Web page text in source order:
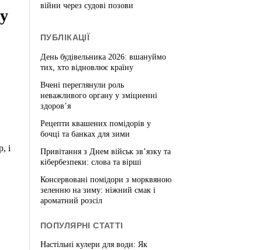
і
війни через судові позови
ПУБЛІКАЦІЇ
День будівельника 2026: вшануймо
тих, хто відновлює країну
Вчені переглянули роль
неважливого органу у зміцненні
здоров’я
Рецепти квашених помідорів у
бочці та банках для зими
Привітання з Днем військ зв’язку та
кібербезпеки: слова та вірші
Консервовані помідори з морквяною
зеленню на зиму: ніжний смак і
ароматний розсіл
ПОПУЛЯРНІ СТАТТІ
Настільні кулери для води: Як